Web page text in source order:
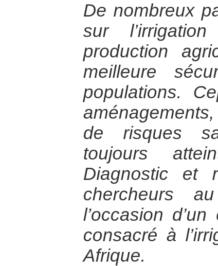
De nombreux
sur
production
meilleure
populations.
de risques
toujours
Diagnostic et
chercheurs
l’occasion
consacré à
Afrique.